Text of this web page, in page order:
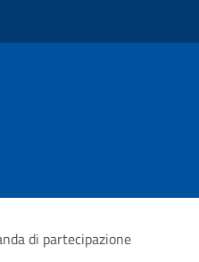
di partecipazione